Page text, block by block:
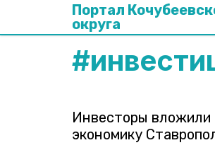
Портал
округа
#
Инвесторы вложили
экономику